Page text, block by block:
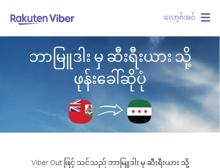
လော့ဂ်အင်
ဘာမြူဒါး မှ ဆီးရီးယား သို့
ဖုန်းခေါ်ဆိုပုံ
Viber Out ဖြင့် သင်သည် ဘာမြူဒါး မှ ဆီးရီးယား သို့